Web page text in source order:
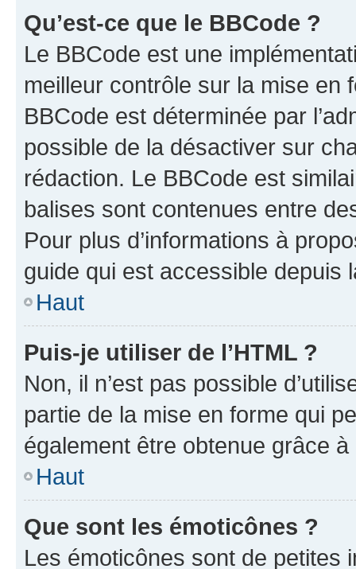
Qu’est-ce que le BBCode ?
Le BBCode est une
meilleur contrôle sur la mise en
BBCode est déterminée par
possible de la désactiver sur
rédaction. Le BBCode est
balises sont contenues entre
Pour plus d’informations à
guide qui est accessible depuis
Haut
Puis-je utiliser de l’HTML ?
Non, il n’est pas possible
partie de la mise en forme qui
également être obtenue grâce à
Haut
Que sont les émoticônes ?
Les émoticônes sont de petites